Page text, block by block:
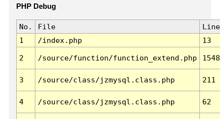
PHP Debug
No. File
Line
1
/index.php 13
2 /source/function/function_extend.php 1548
3 /source/class/jzmysql.class.php 211
4 /source/class/jzmysql.class.php 62